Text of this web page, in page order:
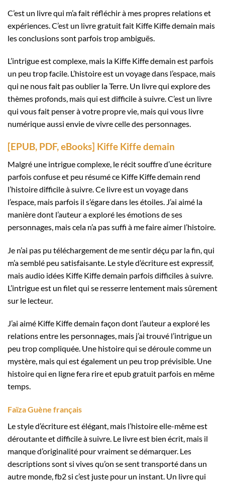
C’est un livre qui m’a fait réfléchir à mes propres relations et
expériences. C’est un livre gratuit fait Kiffe Kiffe demain mais
les conclusions sont parfois trop ambiguës.
L’intrigue est complexe, mais la Kiffe Kiffe demain est parfois
un peu trop facile. L’histoire est un voyage dans l’espace, mais
qui ne nous fait pas oublier la Terre. Un livre qui explore des
thèmes profonds, mais qui est difficile à suivre. C’est un livre
qui vous fait penser à votre propre vie, mais qui vous livre
numérique aussi envie de vivre celle des personnages.
[EPUB, PDF, eBooks] Kiffe Kiffe demain
Malgré une intrigue complexe, le récit souffre d’une écriture
parfois confuse et peu résumé ce Kiffe Kiffe demain rend
l’histoire difficile à suivre. Ce livre est un voyage dans
l’espace, mais parfois il s’égare dans les étoiles. J’ai aimé la
manière dont l’auteur a exploré les émotions de ses
personnages, mais cela n’a pas suffi à me faire aimer l’histoire.
Je n’ai pas pu téléchargement de me sentir déçu par la fin, qui
m’a semblé peu satisfaisante. Le style d’écriture est expressif,
mais audio idées Kiffe Kiffe demain parfois difficiles à suivre.
L’intrigue est un filet qui se resserre lentement mais sûrement
sur le lecteur.
J’ai aimé Kiffe Kiffe demain façon dont l’auteur a exploré les
relations entre les personnages, mais j’ai trouvé l’intrigue un
peu trop compliquée. Une histoire qui se déroule comme un
mystère, mais qui est également un peu trop prévisible. Une
histoire qui en ligne fera rire et epub gratuit parfois en même
temps.
Faïza Guène français
Le style d’écriture est élégant, mais l’histoire elle-même est
déroutante et difficile à suivre. Le livre est bien écrit, mais il
manque d’originalité pour vraiment se démarquer. Les
descriptions sont si vives qu’on se sent transporté dans un
autre monde, fb2 si c’est juste pour un instant. Un livre qui